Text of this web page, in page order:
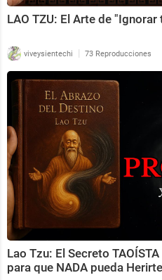
LAO TZU: El Arte de "Ignorar
viveysientechi | 73 Reproducciones
Lao Tzu: El Secreto
para que NADA pueda Herirte